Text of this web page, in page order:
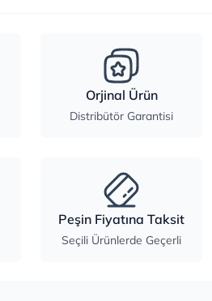
Orjinal Ürün
Distribütör Garantisi
Peşin Fiyatına Taksit
Seçili Ürünlerde Geçerli